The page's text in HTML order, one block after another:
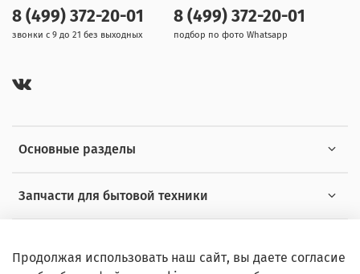
Основные разделы
Запчасти для бытовой техники
8 (499) 372-20-01
звонки с 9 до 21 без выходных
8 (499) 372-20-01
подбор по фото Whatsapp
Продолжая использовать наш сайт, вы даете согласие